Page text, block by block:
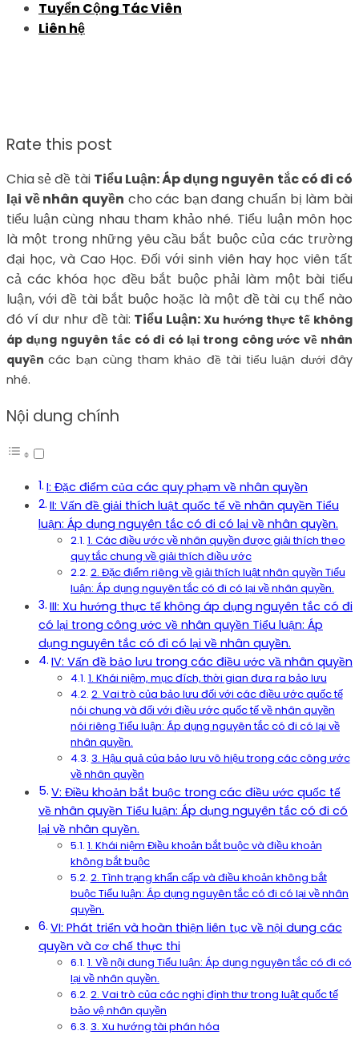
Tuyển Cộng Tác Viên
Liên hệ
Rate this post
Chia sẻ đề tài Tiểu Luận: Áp dụng nguyên tắc có đi có
lại về nhân quyền cho các bạn đang chuẩn bị làm bài
tiểu luận cùng nhau tham khảo nhé. Tiểu luận môn học
là một trong những yêu cầu bắt buộc của các trường
đại học, và Cao Học. Đối với sinh viên hay học viên tất
cả các khóa học đều bắt buộc phải làm một bài tiểu
luận, với đề tài bắt buộc hoặc là một đề tài cụ thể nào
đó ví dư như đề tài: Tiểu Luận: Xu hướng thực tế không
áp dụng nguyên tắc có đi có lại trong công ước về nhân
quyềncác bạn cùng tham khảo đề tài tiểu luận dưới đây
nhé.
Nội dung chính
I: Đặc điểm của các quy phạm về nhân quyền
II: Vấn đề giải thích luật quốc tế về nhân quyền Tiểu
luận: Áp dụng nguyên tắc có đi có lại về nhân quyền.
1. Các điều ước về nhân quyền được giải thích theo
quy tắc chung về giải thích điều ước
2. Đặc điểm riêng về giải thích luật nhân quyền Tiểu
luận: Áp dụng nguyên tắc có đi có lại về nhân quyền.
III: Xu hướng thực tế không áp dụng nguyên tắc có đi
có lại trong công ước về nhân quyền Tiểu luận: Áp
dụng nguyên tắc có đi có lại về nhân quyền.
IV: Vấn đề bảo lưu trong các điều ước vầ nhân quyền
1. Khái niệm, mục đích, thời gian đưa ra bảo lưu
2. Vai trò của bảo lưu đối với các điều ước quốc tế
nói chung và đối với điều ước quốc tế về nhân quyền
nói riêng Tiểu luận: Áp dụng nguyên tắc có đi có lại về
nhân quyền.
3. Hậu quả của bảo lưu vô hiệu trong các công ước
về nhân quyền
V: Điều khoản bắt buộc trong các điều ước quốc tế
về nhân quyền Tiểu luận: Áp dụng nguyên tắc có đi có
lại về nhân quyền.
1. Khái niệm Điều khoản bắt buộc và điều khoản
không bắt buộc
2. Tình trạng khẩn cấp và điều khoản không bắt
buộc Tiểu luận: Áp dụng nguyên tắc có đi có lại về nhân
quyền.
VI: Phát triển và hoàn thiện liên tục về nội dung các
quyền và cơ chế thực thi
1. Về nội dung Tiểu luận: Áp dụng nguyên tắc có đi có
lại về nhân quyền.
2. Vai trò của các nghị định thư trong luật quốc tế
bảo vệ nhân quyền
3. Xu hướng tài phán hóa